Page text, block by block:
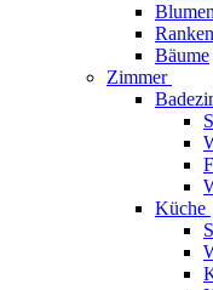
Blumen
Ranken
Bäume
Zimmer
Küche